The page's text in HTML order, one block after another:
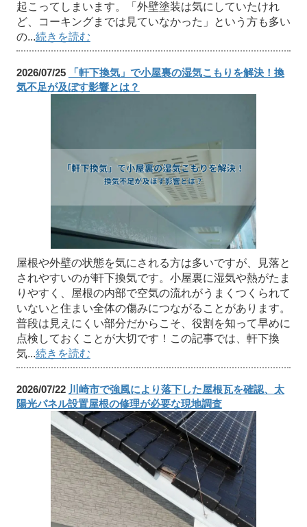
起こってしまいます。「外壁塗装は気にしていたけれ
ど、コーキングまでは見ていなかった」という方も多い
の...続きを読む
2026/07/25
「軒下換気」で小屋裏の湿気こもりを解決！換
気不足が及ぼす影響とは？
屋根や外壁の状態を気にされる方は多いですが、見落と
されやすいのが軒下換気です。小屋裏に湿気や熱がたま
りやすく、屋根の内部で空気の流れがうまくつくられて
いないと住まい全体の傷みにつながることがあります。
普段は見えにくい部分だからこそ、役割を知って早めに
点検しておくことが大切です！この記事では、軒下換
気...続きを読む
2026/07/22 川崎市で強風により落下した屋根瓦を確認、太
陽光パネル設置屋根の修理が必要な現地調査